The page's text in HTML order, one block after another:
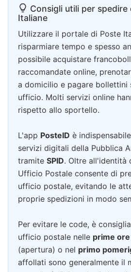
Consigli utili per spedire
Italiane
Utilizzare il portale di Poste
risparmiare tempo e spesso
possibile acquistare
raccomandate online,
a domicilio e pagare bollettini
ufficio. Molti servizi online
rispetto allo sportello.
L'app PosteID è
servizi digitali della Pubblica
tramite SPID. Oltre all'identità
Ufficio Postale consente di
ufficio postale, evitando le
proprie spedizioni in modo
Per evitare le code, è
ufficio postale nelle prime
(apertura) o nel primo
affollati sono generalmente il